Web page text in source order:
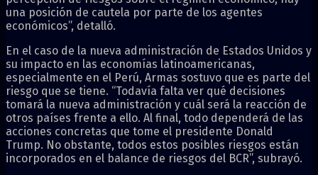
una posición de cautela por parte de los agentes
económicos”, detalló.
En el caso de la nueva administración de Estados Unidos y
su impacto en las economías latinoamericanas,
especialmente en el Perú, Armas sostuvo que es parte del
riesgo que se tiene. “Todavía falta ver qué decisiones
tomará la nueva administración y cuál será la reacción de
otros países frente a ello. Al final, todo dependerá de las
acciones concretas que tome el presidente Donald
Trump. No obstante, todos estos posibles riesgos están
incorporados en el balance de riesgos del BCR”, subrayó.